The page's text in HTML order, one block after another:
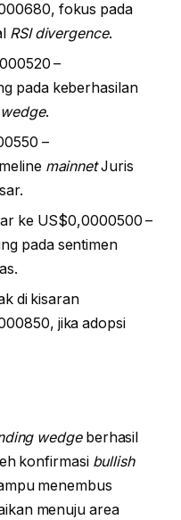
fokus pada
RSI divergence.
–
pada keberhasilan
.
–
mainnetJuris
ke US$0,0000500 –
pada sentimen
di kisaran
jika adopsi
wedgeberhasil
konfirmasi bullish
menembus
menuju area